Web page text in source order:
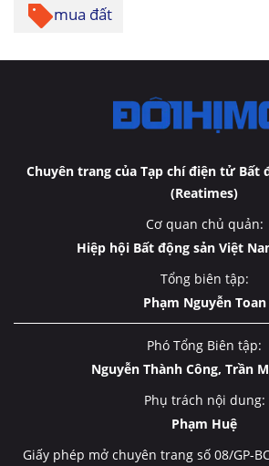
mua đất
Chuyên trang của Tạp chí điện tử Bất
(Reatimes)
Cơ quan chủ quản:
Hiệp hội Bất động sản Việt
Tổng biên tập:
Phạm Nguyễn Toan
Phó Tổng Biên tập:
Nguyễn Thành Công, Trần
Phụ trách nội dung:
Phạm Huệ
Giấy phép mở chuyên trang số 08/GP-